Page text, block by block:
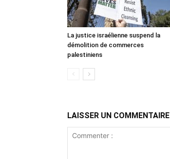
La justice israélienne suspend la
démolition de commerces
palestiniens
LAISSER UN COMMENTAIRE